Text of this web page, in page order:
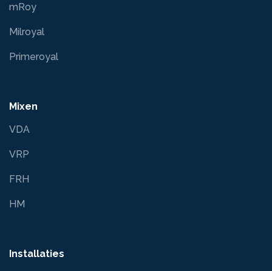
mRoy
Milroyal
Primeroyal
Mixen
VDA
VRP
FRH
HM
Installaties